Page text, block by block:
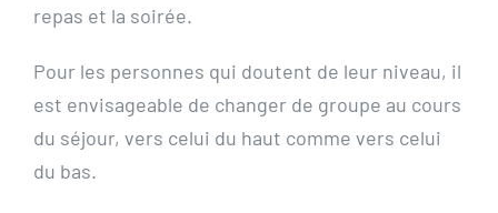
repas et la soirée.
Pour les personnes qui doutent de leur niveau, il
est envisageable de changer de groupe au cours
du séjour, vers celui du haut comme vers celui
du bas.